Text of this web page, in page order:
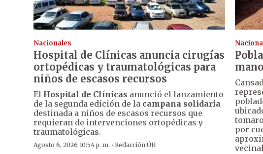
Nacionales
Hospital de Clínicas anuncia cirugías
ortopédicas y traumatológicas para
niños de escasos recursos
El Hospital de Clínicas anunció el lanzamiento
de la segunda edición de la campaña solidaria
destinada a niños de escasos recursos que
requieran de intervenciones ortopédicas y
traumatológicas.
Agosto 6, 2026 10:54 p. m. · Redacción ÚH
por